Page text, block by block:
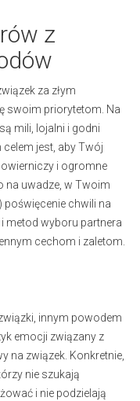
z
za złym
swoim priorytetom. Na
mili, lojalni i godni
jest, aby Twój
i ogromne
na uwadze, w Twoim
poświęcenie chwili na
metod wyboru partnera
cechom i zaletom.
innym powodem
emocji związany z
na związek. Konkretnie,
nie szukają
i nie podzielają